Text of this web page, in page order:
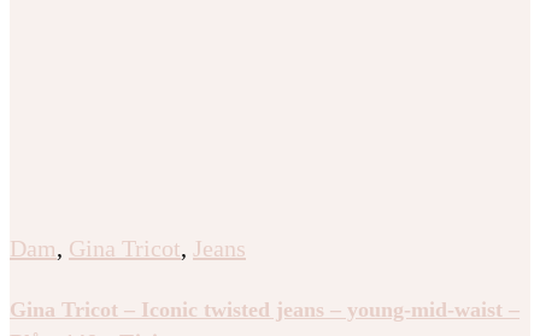
Dam, Gina Tricot, Jeans
Gina Tricot – Iconic twisted jeans – young-mid-waist –